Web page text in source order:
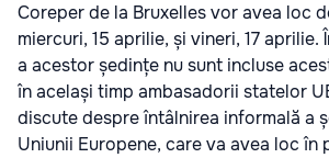
Coreper de la Bruxelles vor avea loc
miercuri, 15 aprilie, și vineri, 17 aprilie.
a acestor ședințe nu sunt incluse
în același timp ambasadorii statelor
discute despre întâlnirea informală a
Uniunii Europene, care va avea loc în